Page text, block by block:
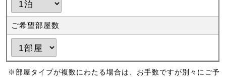
ご希望部屋数
※部屋タイプが複数にわたる場合は、お手数ですが別々にご予